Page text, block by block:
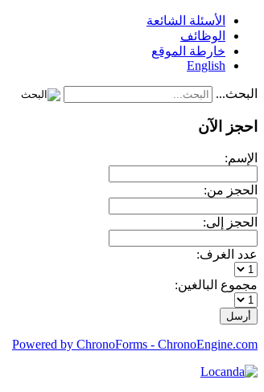
الأسئلة الشائعة
الوظائف
خارطة الموقع
English
البحث...
احجز الآن
الإسم:
الحجز من:
الحجز إلى:
عدد الغرف:
مجموع البالغين:
Powered by ChronoForms - ChronoEngine.com